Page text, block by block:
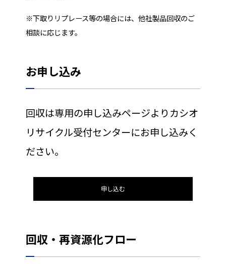
※下取りリプレース等の場合には、他社製品回収のご
相談に応じます。
お申し込み
回収は専用の申し込みページよりカシオ
リサイクル受付センターにお申し込みく
ださい。
申し込む
回収・再資源化フロー